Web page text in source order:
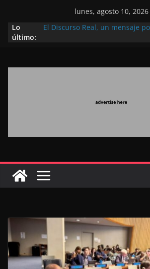
lunes, agosto 10, 2026
Lo
último:
El Discurso Real, un mensaje
Extranjero: al servicio de los
Marruecos gracias a una visión
destinada a consolidar la
en una economía mundial
marroquí-estadounidense)